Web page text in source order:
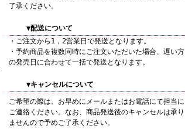
了承ください。
▼配送について
・ご注文から1，2営業日で発送となります。
・予約商品を複数同時にご注文いただいた場合、遅い方
の発売日に合わせて一括で発送となります。
▼キャンセルについて
ご希望の際は、お早めにメールまたはお電話にて担当に
ご連絡ください。なお、商品発送後のキャンセルは承り
ませんので予めご了承ください。